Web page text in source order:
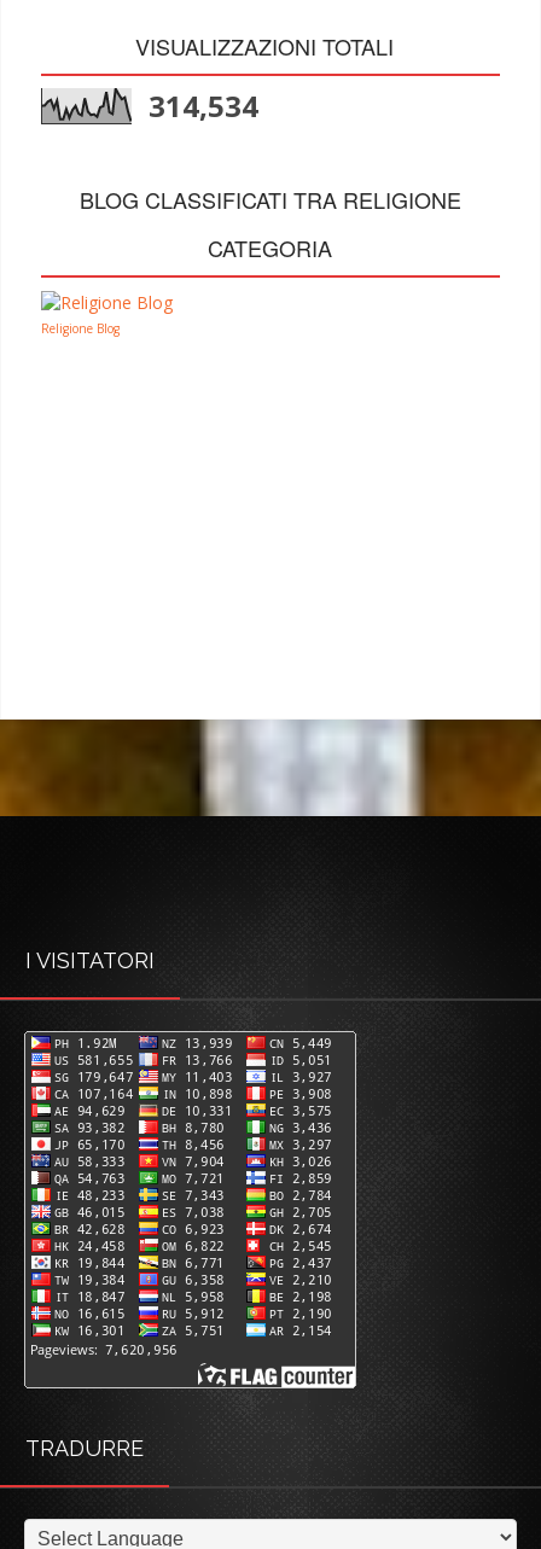
VISUALIZZAZIONI TOTALI
314,534
BLOG CLASSIFICATI TRA RELIGIONE
CATEGORIA
Religione Blog
I VISITATORI
TRADURRE